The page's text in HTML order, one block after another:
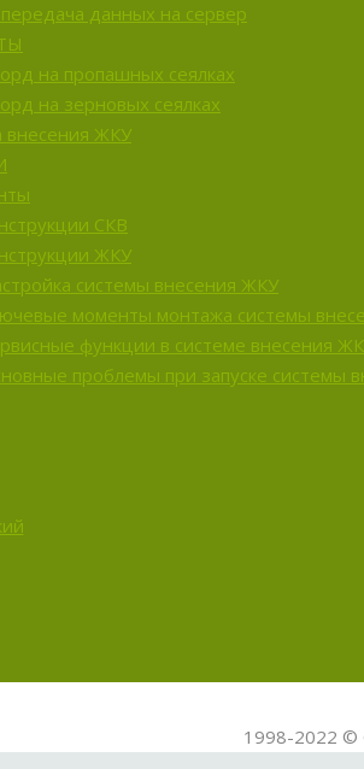
данных на сервер
на пропашных сеялках
на зерновых сеялках
внесения ЖКУ
СКВ
ЖКУ
системы внесения ЖКУ
моменты монтажа системы
функции в системе внесения
проблемы при запуске системы
1998-2022 ©